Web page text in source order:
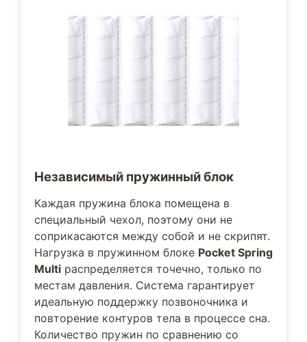
Независимый пружинный блок
Каждая пружина блока помещена в
специальный чехол, поэтому они не
соприкасаются между собой и не скрипят.
Нагрузка в пружинном блоке Pocket Spring
Multi распределяется точечно, только по
местам давления. Система гарантирует
идеальную поддержку позвоночника и
повторение контуров тела в процессе сна.
Количество пружин по сравнению со